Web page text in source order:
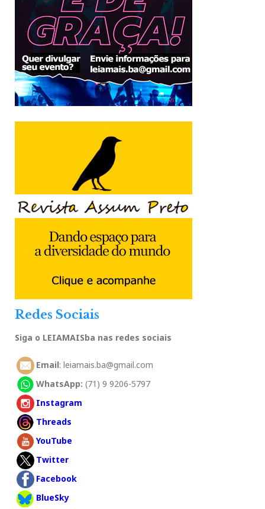
Redes Sociais
Siga o LEIAMAISba nas redes sociais
Email: leiamais.ba@gmail.com
WhatsApp: (71) 9 9206-5797
Instagram
Threads
YouTube
Twitter
Facebook
BlueSky